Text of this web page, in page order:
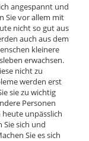
angespannt und
Sie vor allem mit
nicht so gut aus
auch aus dem
kleinere
erwachsen.
nicht zu
werden erst
sie zu wichtig
Personen
heute unpässlich
sich und
Sie es sich